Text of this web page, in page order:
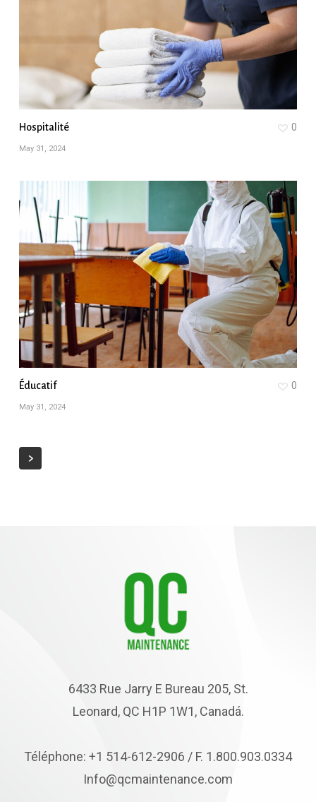
Hospitalité
May 31, 2024
0
Éducatif
May 31, 2024
0
6433 Rue Jarry E Bureau 205, St.
Leonard, QC H1P 1W1, Canadá.
Téléphone: +1 514-612-2906 / F. 1.800.903.0334
Info@qcmaintenance.com